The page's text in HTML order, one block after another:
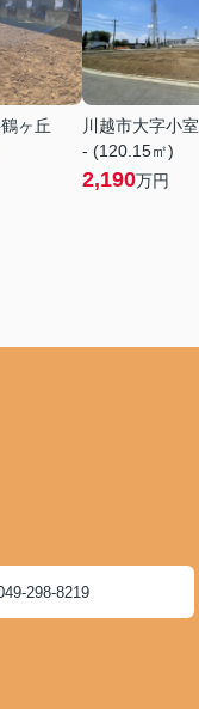
ヶ丘
川越市大字小室
- (120.15㎡)
2,190万円
298-8219